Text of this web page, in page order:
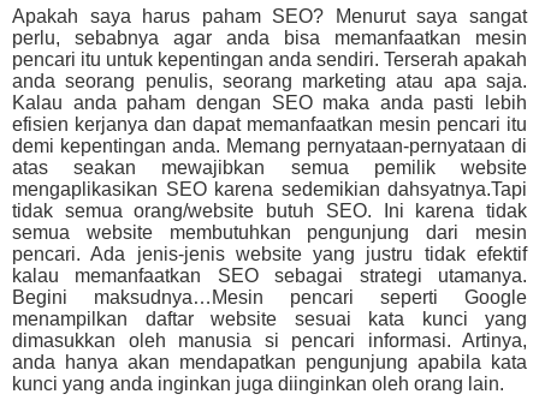
Apakah saya harus paham SEO? Menurut saya sangat
perlu, sebabnya agar anda bisa memanfaatkan mesin
pencari itu untuk kepentingan anda sendiri. Terserah apakah
anda seorang penulis, seorang marketing atau apa saja.
Kalau anda paham dengan SEO maka anda pasti lebih
efisien kerjanya dan dapat memanfaatkan mesin pencari itu
demi kepentingan anda. Memang pernyataan-pernyataan di
atas seakan mewajibkan semua pemilik website
mengaplikasikan SEO karena sedemikian dahsyatnya.Tapi
tidak semua orang/website butuh SEO. Ini karena tidak
semua website membutuhkan pengunjung dari mesin
pencari. Ada jenis-jenis website yang justru tidak efektif
kalau memanfaatkan SEO sebagai strategi utamanya.
Begini maksudnya…Mesin pencari seperti Google
menampilkan daftar website sesuai kata kunci yang
dimasukkan oleh manusia si pencari informasi. Artinya,
anda hanya akan mendapatkan pengunjung apabila kata
kunci yang anda inginkan juga diinginkan oleh orang lain.